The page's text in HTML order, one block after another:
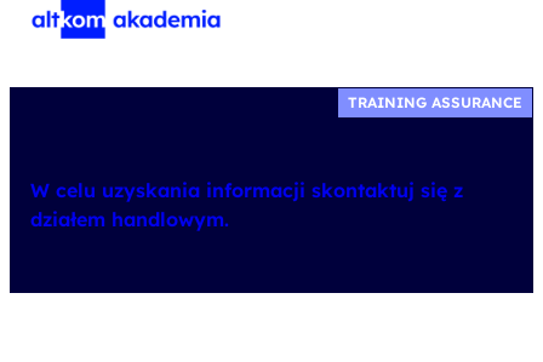
TRAINING ASSURANCE
W celu uzyskania informacji skontaktuj się z
działem handlowym.